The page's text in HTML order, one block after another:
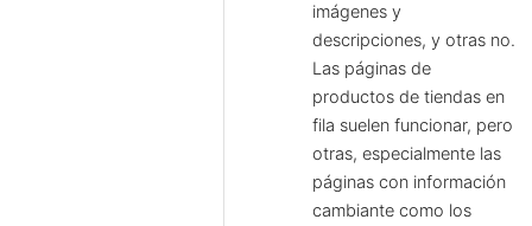
imágenes y
descripciones, y otras no.
Las páginas de
productos de tiendas en
fila suelen funcionar, pero
otras, especialmente las
páginas con información
cambiante como los